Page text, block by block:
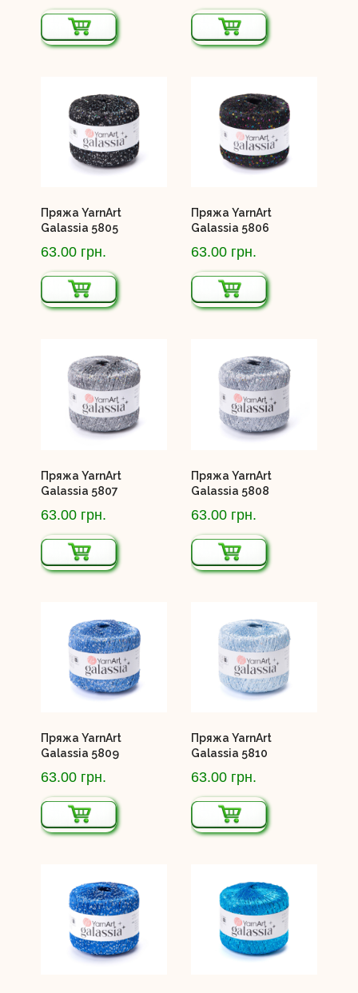
Пряжа YarnArt
Galassia 5805
63.00 грн.
Пряжа YarnArt
Galassia 5806
63.00 грн.
Пряжа YarnArt
Galassia 5807
63.00 грн.
Пряжа YarnArt
Galassia 5808
63.00 грн.
Пряжа YarnArt
Galassia 5809
63.00 грн.
Пряжа YarnArt
Galassia 5810
63.00 грн.